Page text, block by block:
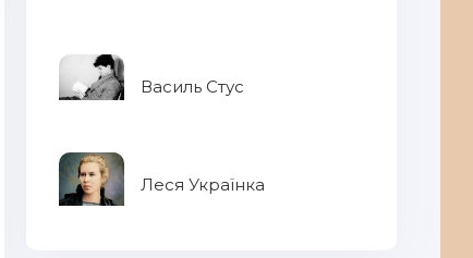
Василь Стус
Леся Українка